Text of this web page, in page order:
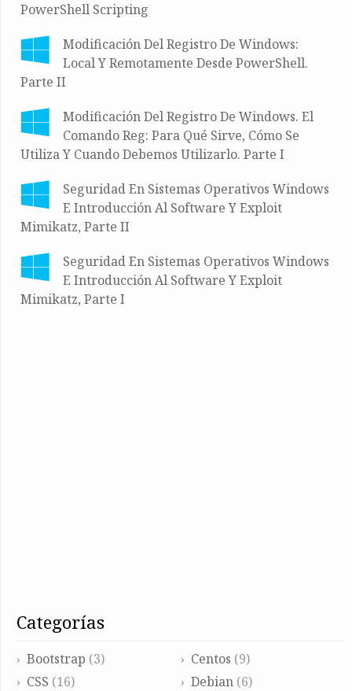
PowerShell Scripting
Modificación Del Registro De Windows:
Local Y Remotamente Desde PowerShell.
Parte II
Modificación Del Registro De Windows. El
Comando Reg: Para Qué Sirve, Cómo Se
Utiliza Y Cuando Debemos Utilizarlo. Parte I
Seguridad En Sistemas Operativos Windows
E Introducción Al Software Y Exploit
Mimikatz, Parte II
Seguridad En Sistemas Operativos Windows
E Introducción Al Software Y Exploit
Mimikatz, Parte I
categorías
Bootstrap (3) Centos (9)
CSS (16) Debian(6)